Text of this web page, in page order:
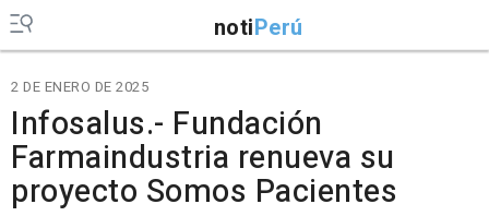
notiPerú
2 DE ENERO DE 2025
Infosalus.- Fundación
Farmaindustria renueva su
proyecto Somos Pacientes